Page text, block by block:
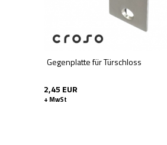
Gegenplatte für Türschloss
2,45 EUR
+ MwSt